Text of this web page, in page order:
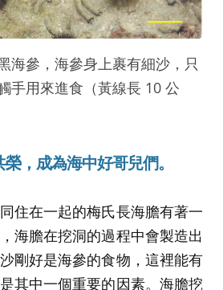
海參，海參身上裹有細沙，只
手用來進食（黃線長 10 公
，成為海中好哥兒們。
住在一起的梅氏長海膽有著一
海膽在挖洞的過程中會製造出
剛好是海參的食物，這裡能有
其中一個重要的因素。海膽挖